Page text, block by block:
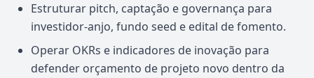
Estruturar pitch, captação e governança para
investidor-anjo, fundo seed e edital de fomento.
Operar OKRs e indicadores de inovação para
defender orçamento de projeto novo dentro da